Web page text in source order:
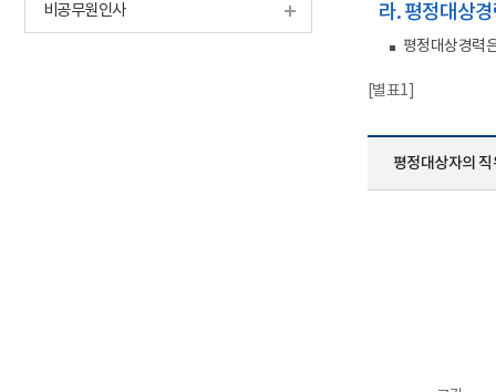
비공무원인사 라. 평정대상
평정대상경력
[별표1]
평정대상자의 직